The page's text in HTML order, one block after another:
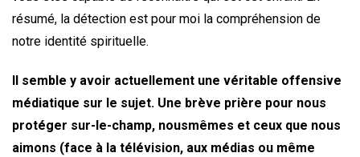
résumé, la détection est pour moi la compréhension de
notre identité spirituelle.
ll semble y avoir actuellement une véritable offensive
médiatique sur le sujet. Une brève prière pour nous
protéger sur-le-champ, nousmêmes et ceux que nous
aimons (face à la télévision, aux médias ou même